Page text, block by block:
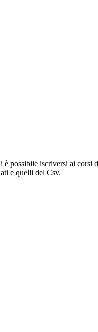
possibile iscriversi ai
e quelli del Csv.